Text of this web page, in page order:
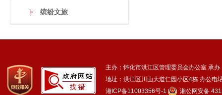
缤纷文旅
主办：怀化市洪江区管理委员会办公室 承办
地址：洪江区川山大道仁园小区4栋 办公电
湘ICP备11003356号-1
湘公网安备